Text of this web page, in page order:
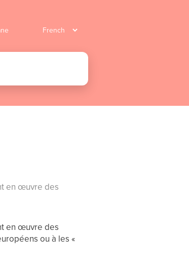
en œuvre des
en œuvre des
ou à les «